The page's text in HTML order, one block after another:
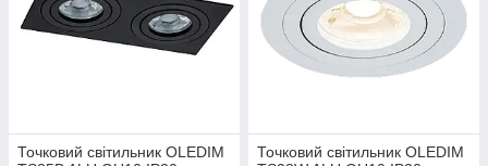
Точковий світильник OLEDIM
Точковий світильник OLEDIM